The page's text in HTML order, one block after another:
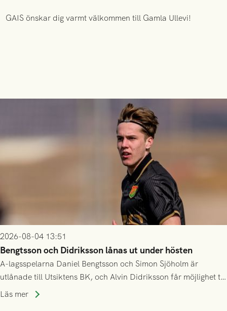
GAIS önskar dig varmt välkommen till Gamla Ullevi!
2026-08-04 13:51
Bengtsson och Didriksson lånas ut under hösten
A-lagsspelarna Daniel Bengtsson och Simon Sjöholm är
utlånade till Utsiktens BK, och Alvin Didriksson får möjlighet till
speltid i Hestrafors genom föreningssamarbete.
Läs mer